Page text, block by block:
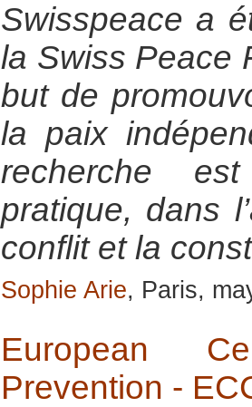
Swisspeace a
la Swiss Peace
but de
la paix
recherche
pratique, dans
conflit et la
Sophie Arie, Paris,
European
Prevention -